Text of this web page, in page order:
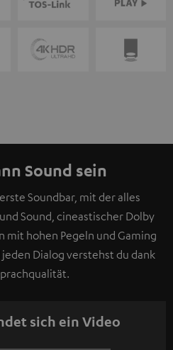
Sound sein
Soundbar, mit der alles
Sound, cineastischer Dolby
mit hohen Pegeln und Gaming
Dialog verstehst du dank
sich ein Video